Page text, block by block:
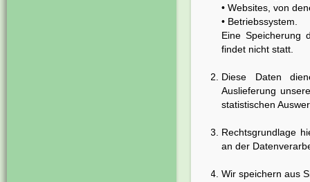
• Websites, von
• Betriebssystem.
Eine Speicherung
findet nicht statt.
Diese Daten
Auslieferung
statistischen
Rechtsgrundlage
an der
Wir speichern aus